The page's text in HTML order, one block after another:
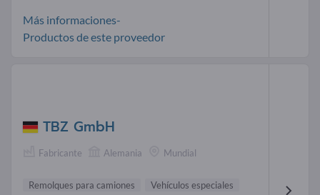
Más informaciones-
Productos de este proveedor
TBZ GmbH
Fabricante Alemania Mundial
Remolques para camiones
Vehículos especiales